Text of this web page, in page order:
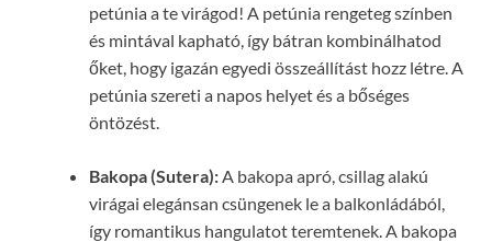
petúnia a te virágod! A petúnia rengeteg színben
és mintával kapható, így bátran kombinálhatod
őket, hogy igazán egyedi összeállítást hozz létre. A
petúnia szereti a napos helyet és a bőséges
öntözést.
Bakopa (Sutera): A bakopa apró, csillag alakú
virágai elegánsan csüngenek le a balkonládából,
így romantikus hangulatot teremtenek. A bakopa